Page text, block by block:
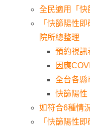
全民適用「快
「快篩陽性
院所總整理
預約視訊
因應
全台各縣
快篩陽性
如符合6種情
「快篩陽性